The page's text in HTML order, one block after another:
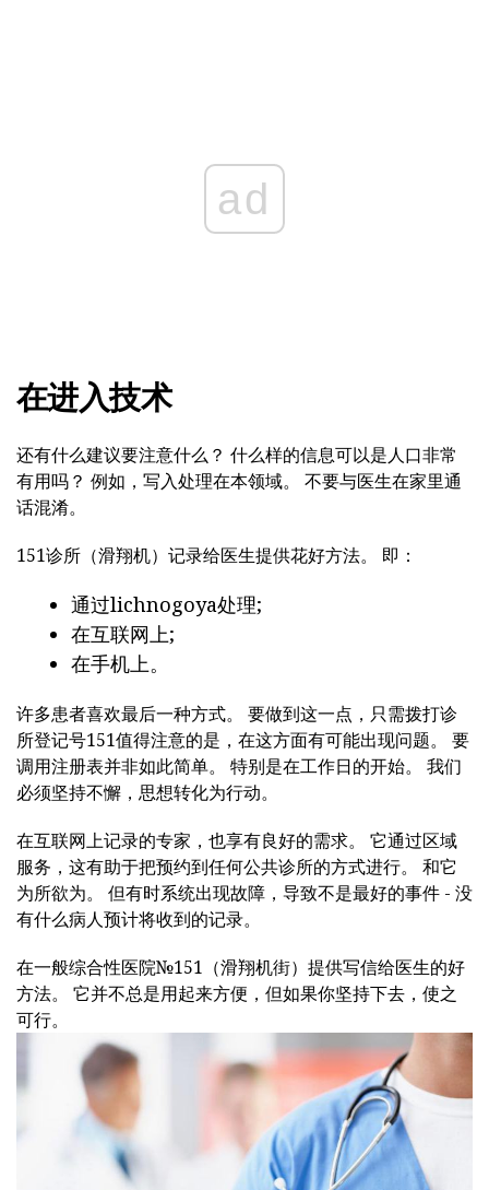
ad
在进入技术
还有什么建议要注意什么？ 什么样的信息可以是人口非常
有用吗？ 例如，写入处理在本领域。 不要与医生在家里通
话混淆。
151诊所（滑翔机）记录给医生提供花好方法。 即：
通过lichnogoya处理;
在互联网上;
在手机上。
许多患者喜欢最后一种方式。 要做到这一点，只需拨打诊
所登记号151值得注意的是，在这方面有可能出现问题。 要
调用注册表并非如此简单。 特别是在工作日的开始。 我们
必须坚持不懈，思想转化为行动。
在互联网上记录的专家，也享有良好的需求。 它通过区域
服务，这有助于把预约到任何公共诊所的方式进行。 和它
为所欲为。 但有时系统出现故障，导致不是最好的事件 - 没
有什么病人预计将收到的记录。
在一般综合性医院№151（滑翔机街）提供写信给医生的好
方法。 它并不总是用起来方便，但如果你坚持下去，使之
可行。